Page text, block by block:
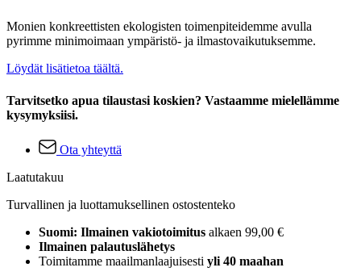
Monien konkreettisten ekologisten toimenpiteidemme avulla
pyrimme minimoimaan ympäristö- ja ilmastovaikutuksemme.
Löydät lisätietoa täältä.
Tarvitsetko apua tilaustasi koskien? Vastaamme mielellämme
kysymyksiisi.
Ota yhteyttä
Laatutakuu
Turvallinen ja luottamuksellinen ostostenteko
Suomi: Ilmainen vakiotoimitus alkaen 99,00 €
Ilmainen palautuslähetys
Toimitamme maailmanlaajuisesti yli 40 maahan